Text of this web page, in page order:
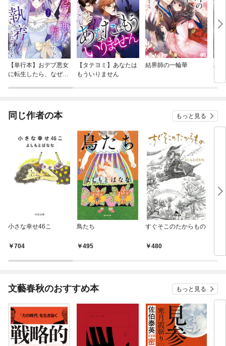
【単行本】おデブ悪女
に転生したら、なぜか
【タテヨミ】あなたは
もういりません
結界師の一輪華
バ
今
同じ作者の本 もっと見る
小さな幸せ46こ
704
鳥たち
495
すぐそこのたからもの
480
文藝春秋のおすすめ本 もっと見る